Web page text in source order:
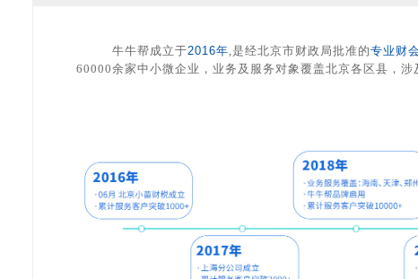
牛牛帮成立于2016年,是经北京市财政局批准的专业财
60000余家中小微企业，业务及服务对象覆盖北京各区县，涉